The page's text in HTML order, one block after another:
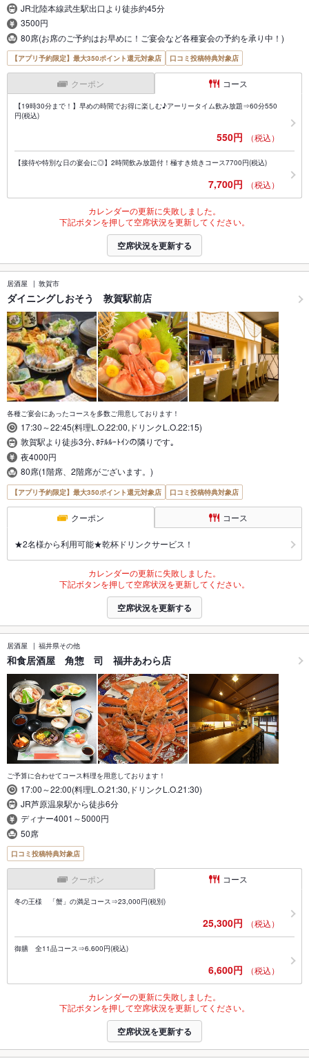
JR北陸本線武生駅出口より徒歩約45分
3500円
80席(お席のご予約はお早めに！ご宴会など各種宴会の予約を承り中！)
【アプリ予約限定】最大350ポイント還元対象店 口コミ投稿特典対象店
クーポン コース
【19時30分まで！】早めの時間でお得に楽しむ♪アーリータイム飲み放題⇒60分550
円(税込)
550円 （税込）
【接待や特別な日の宴会に◎】2時間飲み放題付！極すき焼きコース7700円(税込)
7,700円 （税込）
カレンダーの更新に失敗しました。
下記ボタンを押して空席状況を更新してください。
空席状況を更新する
居酒屋 敦賀市
ダイニングしおそう 敦賀駅前店
各種ご宴会にあったコースを多数ご用意しております！
17:30～22:45(料理L.O.22:00,ドリンクL.O.22:15)
敦賀駅より徒歩3分､ﾎﾃﾙﾙｰﾄｲﾝの隣りです｡
夜4000円
80席(1階席、2階席がございます。)
【アプリ予約限定】最大350ポイント還元対象店 口コミ投稿特典対象店
クーポン コース
★2名様から利用可能★乾杯ドリンクサービス！
カレンダーの更新に失敗しました。
下記ボタンを押して空席状況を更新してください。
空席状況を更新する
居酒屋 福井県その他
和食居酒屋 角惣 司 福井あわら店
ご予算に合わせてコース料理を用意しております！
17:00～22:00(料理L.O.21:30,ドリンクL.O.21:30)
JR芦原温泉駅から徒歩6分
ディナー4001～5000円
50席
口コミ投稿特典対象店
クーポン コース
冬の王様 「蟹」の満足コース⇒23,000円(税別)
25,300円 （税込）
御膳 全11品コース⇒6.600円(税込)
6,600円 （税込）
カレンダーの更新に失敗しました。
下記ボタンを押して空席状況を更新してください。
空席状況を更新する